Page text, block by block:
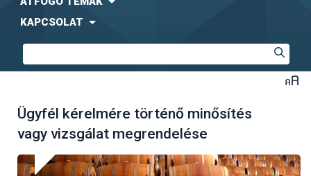
KAPCSOLAT
Ügyfél kérelmére történő minősítés
vagy vizsgálat megrendelése